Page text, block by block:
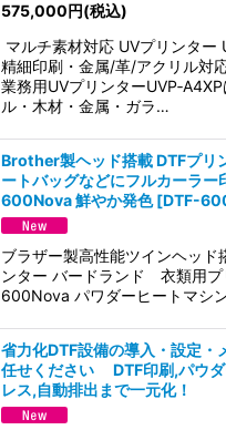
575,000円(税込)
マルチ素材対応 UVプリンター
精細印刷・金属/革/アクリル対
業務用UVプリンター
ル・木材・金属・ガラ…
Brother製ヘッド搭載 DTFプリ
ートバッグなどにフルカーラー
600Nova 鮮やか発色 [DTF-
ブラザー製高性能ツインヘッド
ンター バードランド 衣類用
600Nova パワダーヒートマシ
省力化DTF設備の導入・設定・
任せください DTF印刷,パウダ
レス,自動排出まで一元化！